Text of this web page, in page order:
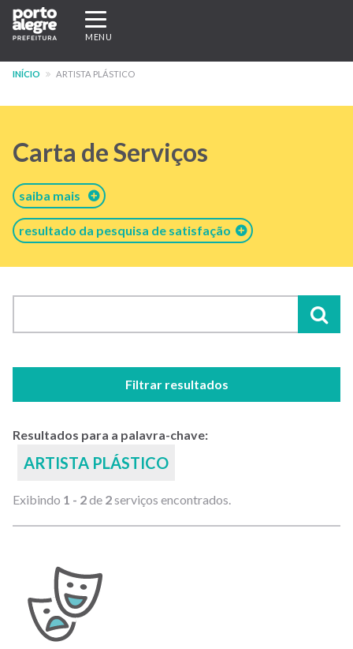
Pular
para
conteúdo
Expandir/recolher
navegação
MENU
INÍCIO ARTISTA PLÁSTICO
Carta de Serviços
saiba mais
resultado da pesquisa de satisfação
Filtrar resultados
Resultados para a palavra-chave:
ARTISTA PLÁSTICO
Exibindo 1 - 2de 2serviços encontrados.